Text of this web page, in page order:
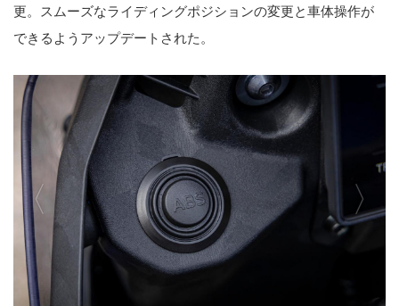
更。スムーズなライディングポジションの変更と車体操作が
できるようアップデートされた。